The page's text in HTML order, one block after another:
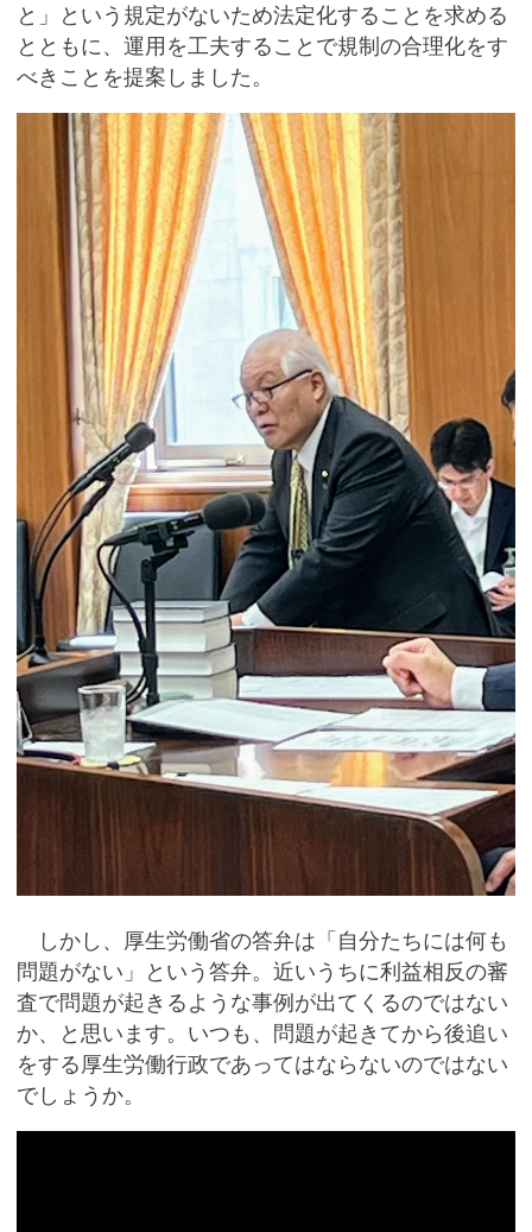
と」という規定がないため法定化することを求める
とともに、運用を工夫することで規制の合理化をす
べきことを提案しました。
しかし、厚生労働省の答弁は「自分たちには何も
問題がない」という答弁。近いうちに利益相反の審
査で問題が起きるような事例が出てくるのではない
か、と思います。いつも、問題が起きてから後追い
をする厚生労働行政であってはならないのではない
でしょうか。